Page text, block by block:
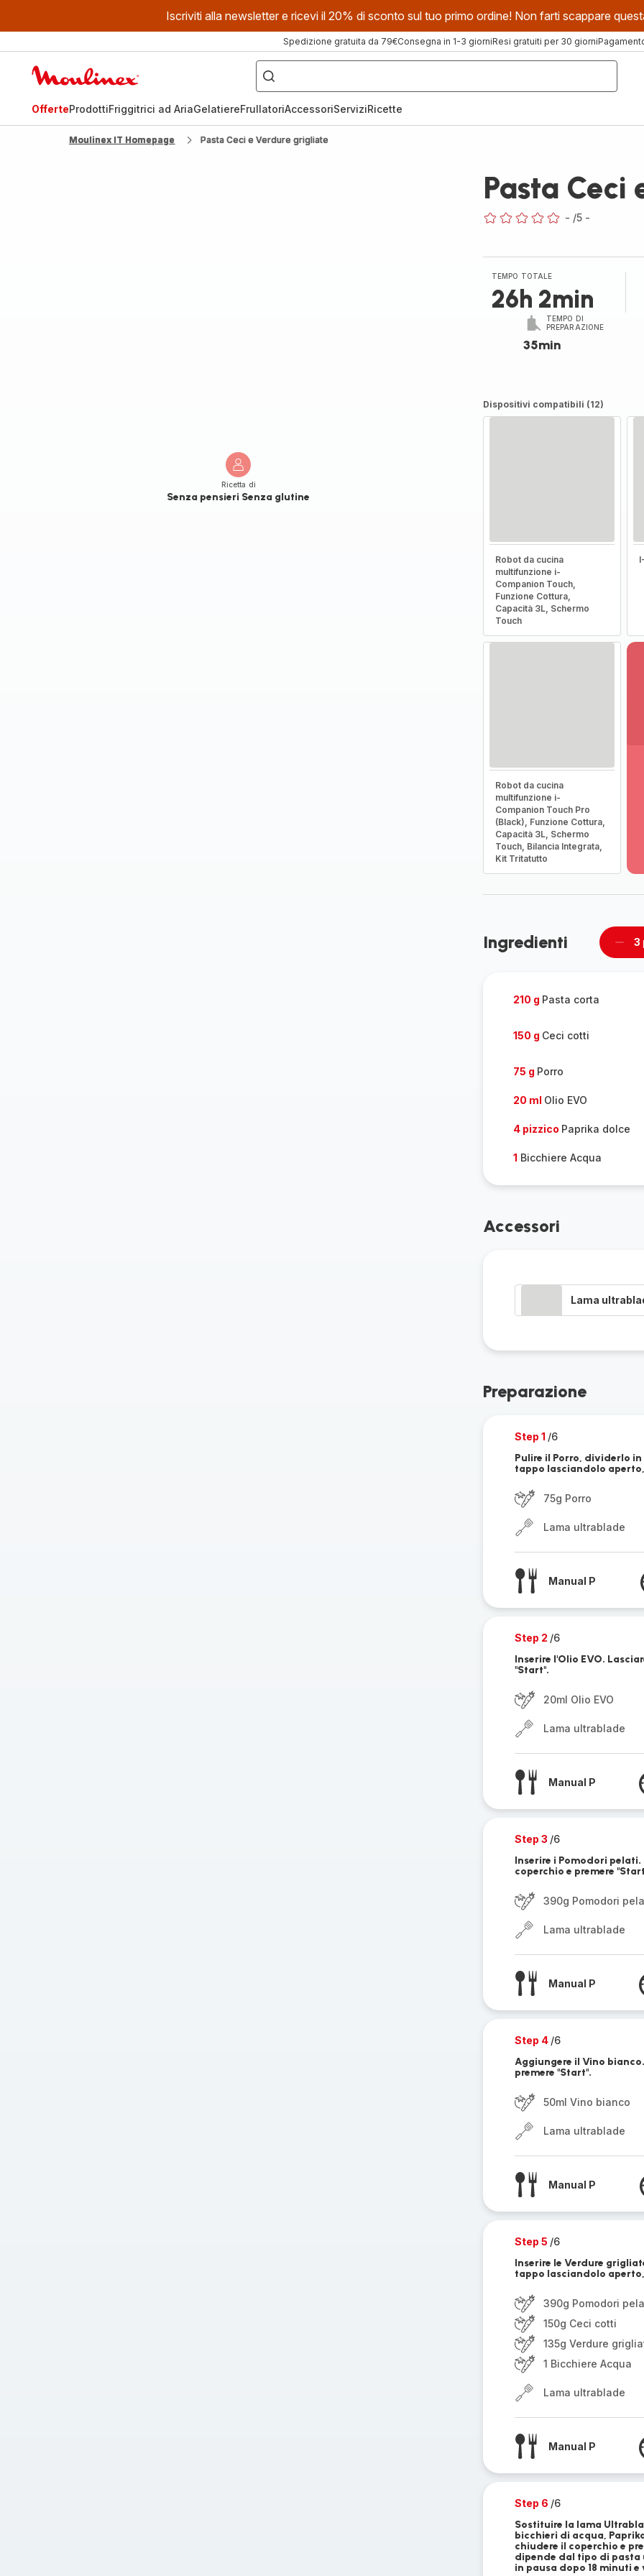
Iscriviti alla newsletter e ricevi il 20% di sconto sul tuo primo ordine! Non farti scappare
Spedizione gratuita da 79€Consegna in 1-3 giorniResi gratuiti per 30 giorni
Cosa
stai
cercando?
OfferteProdottiFriggitrici ad AriaGelatiereFrullatoriAccessoriServiziRicette
Moulinex IT Homepage Pasta Ceci e Verdure grigliate
Ricetta di
Senza pensieri Senza glutine
Pasta
- /5 -
TEMPO TOTALE
26h 2min
TEMPO DI
PREPARAZIONE
35min
Dispositivi compatibili (12)
Robot da cucina
multifunzione i-
Companion Touch,
Funzione Cottura,
Capacità 3L, Schermo
Touch
Robot da cucina
multifunzione i-
Companion Touch Pro
(Black), Funzione Cottura,
Capacità 3L, Schermo
Touch, Bilancia Integrata,
Kit Tritatutto
-
Ingredienti 3
210 g Pasta corta
150 g Ceci cotti
75 g Porro
20 ml Olio EVO
4 pizzico Paprika dolce
1 Bicchiere Acqua
Accessori
Lama
Preparazione
Step 1 /6
Pulire il Porro, dividerlo
tappo lasciandolo
75g Porro
Lama ultrablade
Manual P
Step 2 /6
Inserire l'Olio EVO.
"Start".
20ml Olio EVO
Lama ultrablade
Manual P
Step 3 /6
Inserire i Pomodori
coperchio e premere
390g Pomodori
Lama ultrablade
Manual P
Step 4 /6
Aggiungere il Vino
premere "Start".
50ml Vino bianco
Lama ultrablade
Manual P
Step 5 /6
Inserire le Verdure
tappo lasciandolo
390g Pomodori
150g Ceci cotti
135g Verdure
1 Bicchiere Acqua
Lama ultrablade
Manual P
Step 6 /6
Sostituire la lama
bicchieri di acqua,
chiudere il coperchio e
dipende dal tipo di pasta
in pausa dopo 18 minuti